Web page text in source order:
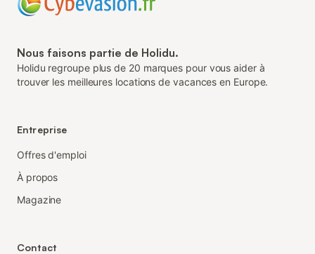
Nous faisons partie de Holidu.
Holidu regroupe plus de 20 marques pour vous aider à
trouver les meilleures locations de vacances en Europe.
Entreprise
Offres d'emploi
À propos
Magazine
Contact